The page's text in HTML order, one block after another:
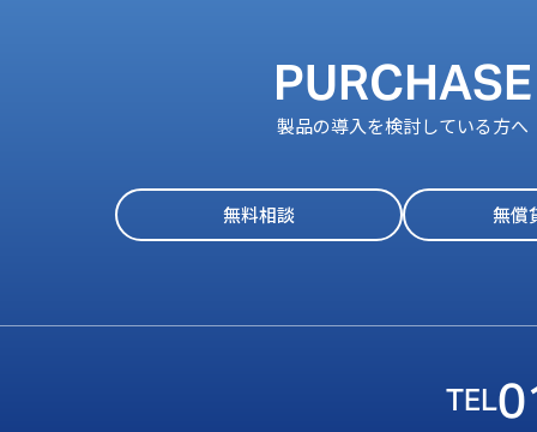
PURCHASE
製品の導入を検討している方へ
無料相談 無償